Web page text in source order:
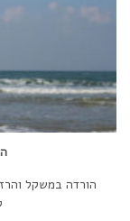
הורדה במשקל